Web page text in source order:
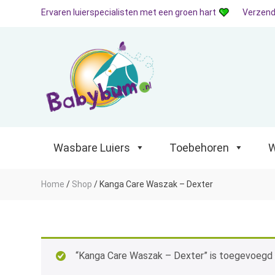
Wasbare Luiers Toebehoren
Ervaren luierspecialisten met een groen hart
Wasbare Luiers Toebehoren
Home / Shop / Kanga Care Waszak – Dexter
“Kanga Care Waszak – Dexter” is